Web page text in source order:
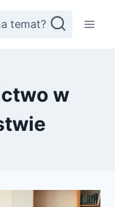
temat?
w